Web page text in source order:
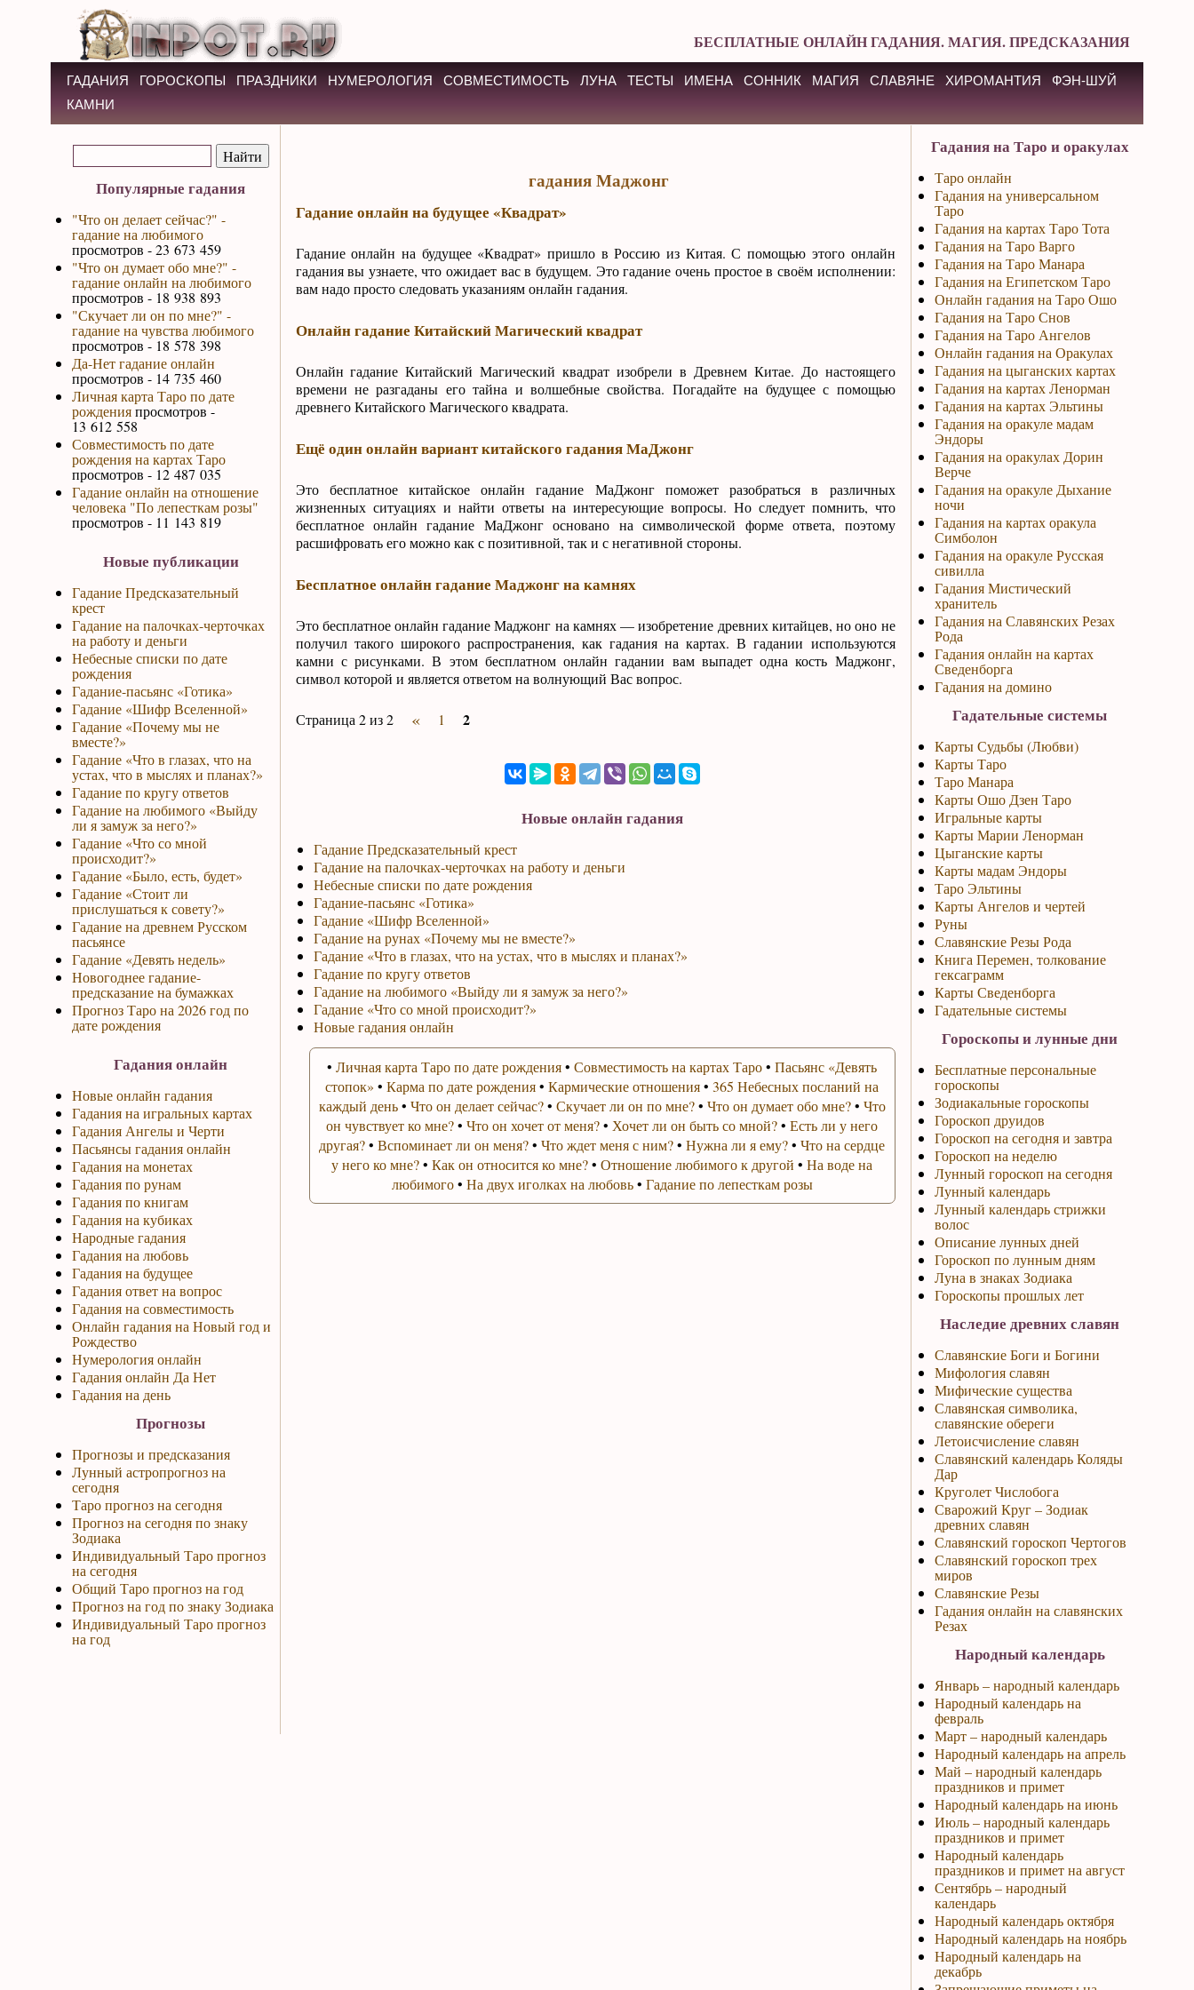
БЕСПЛАТНЫЕ ОНЛАЙН ГАДАНИЯ. МАГИЯ. ПРЕДСКАЗАНИЯ
ГАДАНИЯ ГОРОСКОПЫ ПРАЗДНИКИ НУМЕРОЛОГИЯ СОВМЕСТИМОСТЬ ЛУНА ТЕСТЫ ИМЕНА СОННИК МАГИЯ СЛАВЯНЕ ХИРОМАНТИЯ
ФЭН-ШУЙ
КАМНИ
Популярные гадания
"Что он делает сейчас?" -
гадание на любимого
просмотров - 23 673 459
"Что он думает обо мне?" -
гадание онлайн на любимого
просмотров - 18 938 893
"Скучает ли он по мне?" -
гадание на чувства любимого
просмотров - 18 578 398
Да-Нет гадание онлайн
просмотров - 14 735 460
Личная карта Таро по дате
рожденияпросмотров -
13 612 558
Совместимость по дате
рождения на картах Таро
просмотров - 12 487 035
Гадание онлайн на отношение
человека "По лепесткам розы"
просмотров - 11 143 819
Новые публикации
Гадание Предсказательный
крест
Гадание на палочках-черточках
на работу и деньги
Небесные списки по дате
рождения
Гадание-пасьянс «Готика»
Гадание «Шифр Вселенной»
Гадание «Почему мы не
вместе?»
Гадание «Что в глазах, что на
устах, что в мыслях и планах?»
Гадание по кругу ответов
Гадание на любимого «Выйду
ли я замуж за него?»
Гадание «Что со мной
происходит?»
Гадание «Было, есть, будет»
Гадание «Стоит ли
прислушаться к совету?»
Гадание на древнем Русском
пасьянсе
Гадание «Девять недель»
Новогоднее гадание-
предсказание на бумажках
Прогноз Таро на 2026 год по
дате рождения
Гадания онлайн
Новые онлайн гадания
Гадания на игральных картах
Гадания Ангелы и Черти
Пасьянсы гадания онлайн
Гадания на монетах
Гадания по рунам
Гадания по книгам
Гадания на кубиках
Народные гадания
Гадания на любовь
Гадания на будущее
Гадания ответ на вопрос
Гадания на совместимость
Онлайн гадания на Новый год и
Рождество
Нумерология онлайн
Гадания онлайн Да Нет
Гадания на день
Прогнозы
Прогнозы и предсказания
Лунный астропрогноз на
сегодня
Таро прогноз на сегодня
Прогноз на сегодня по знаку
Зодиака
Индивидуальный Таро прогноз
на сегодня
Общий Таро прогноз на год
Прогноз на год по знаку Зодиака
Индивидуальный Таро прогноз
на год
гадания Маджонг
Гадание онлайн на будущее «Квадрат»
Гадание онлайн на будущее «Квадрат» пришло в Россию из Китая. С помощью этого онлайн
гадания вы узнаете, что ожидает вас в будущем. Это гадание очень простое в своём исполнении:
вам надо просто следовать указаниям онлайн гадания.
Онлайн гадание Китайский Магический квадрат
Онлайн гадание Китайский Магический квадрат изобрели в Древнем Китае. До настоящего
времени не разгаданы его тайна и волшебные свойства. Погадайте на будущее с помощью
древнего Китайского Магического квадрата.
Ещё один онлайн вариант китайского гадания МаДжонг
Это бесплатное китайское онлайн гадание МаДжонг поможет разобраться в различных
жизненных ситуациях и найти ответы на интересующие вопросы. Но следует помнить, что
бесплатное онлайн гадание МаДжонг основано на символической форме ответа, поэтому
расшифровать его можно как с позитивной, так и с негативной стороны.
Бесплатное онлайн гадание Маджонг на камнях
Это бесплатное онлайн гадание Маджонг на камнях — изобретение древних китайцев, но оно не
получил такого широкого распространения, как гадания на картах. В гадании используются
камни с рисунками. В этом бесплатном онлайн гадании вам выпадет одна кость Маджонг,
символ которой и является ответом на волнующий Вас вопрос.
Страница 2 из 2 « 1 2
Новые онлайн гадания
Гадание Предсказательный крест
Гадание на палочках-черточках на работу и деньги
Небесные списки по дате рождения
Гадание-пасьянс «Готика»
Гадание «Шифр Вселенной»
Гадание на рунах «Почему мы не вместе?»
Гадание «Что в глазах, что на устах, что в мыслях и планах?»
Гадание по кругу ответов
Гадание на любимого «Выйду ли я замуж за него?»
Гадание «Что со мной происходит?»
Новые гадания онлайн
• Личная карта Таро по дате рождения• Совместимость на картах Таро• Пасьянс «Девять
стопок» • Карма по дате рождения• Кармические отношения• 365 Небесных посланий на
каждый день• Что он делает сейчас?• Скучает ли он по мне?• Что он думает обо мне?• Что
он чувствует ко мне?• Что он хочет от меня?• Хочет ли он быть со мной?• Есть ли у него
другая?• Вспоминает ли он меня?• Что ждет меня с ним?• Нужна ли я ему?• Что на сердце
у него ко мне?• Как он относится ко мне?• Отношение любимого к другой • На воде на
любимого• На двух иголках на любовь• Гадание по лепесткам розы
Гадания на Таро и оракулах
Таро онлайн
Гадания на универсальном
Таро
Гадания на картах Таро Тота
Гадания на Таро Варго
Гадания на Таро Манара
Гадания на Египетском Таро
Онлайн гадания на Таро Ошо
Гадания на Таро Снов
Гадания на Таро Ангелов
Онлайн гадания на Оракулах
Гадания на цыганских картах
Гадания на картах Ленорман
Гадания на картах Эльтины
Гадания на оракуле мадам
Эндоры
Гадания на оракулах Дорин
Верче
Гадания на оракуле Дыхание
ночи
Гадания на картах оракула
Симболон
Гадания на оракуле Русская
сивилла
Гадания Мистический
хранитель
Гадания на Славянских Резах
Рода
Гадания онлайн на картах
Сведенборга
Гадания на домино
Гадательные системы
Карты Судьбы (Любви)
Карты Таро
Таро Манара
Карты Ошо Дзен Таро
Игральные карты
Карты Марии Ленорман
Цыганские карты
Карты мадам Эндоры
Таро Эльтины
Карты Ангелов и чертей
Руны
Славянские Резы Рода
Книга Перемен, толкование
гексаграмм
Карты Сведенборга
Гадательные системы
Гороскопы и лунные дни
Бесплатные персональные
гороскопы
Зодиакальные гороскопы
Гороскоп друидов
Гороскоп на сегодня и завтра
Гороскоп на неделю
Лунный гороскоп на сегодня
Лунный календарь
Лунный календарь стрижки
волос
Описание лунных дней
Гороскоп по лунным дням
Луна в знаках Зодиака
Гороскопы прошлых лет
Наследие древних славян
Славянские Боги и Богини
Мифология славян
Мифические существа
Славянская символика,
славянские обереги
Летоисчисление славян
Славянский календарь Коляды
Дар
Круголет Числобога
Сварожий Круг – Зодиак
древних славян
Славянский гороскоп Чертогов
Славянский гороскоп трех
миров
Славянские Резы
Гадания онлайн на славянских
Резах
Народный календарь
Январь – народный календарь
Народный календарь на
февраль
Март – народный календарь
Народный календарь на апрель
Май – народный календарь
праздников и примет
Народный календарь на июнь
Июль – народный календарь
праздников и примет
Народный календарь
праздников и примет на август
Сентябрь – народный
календарь
Народный календарь октября
Народный календарь на ноябрь
Народный календарь на
декабрь